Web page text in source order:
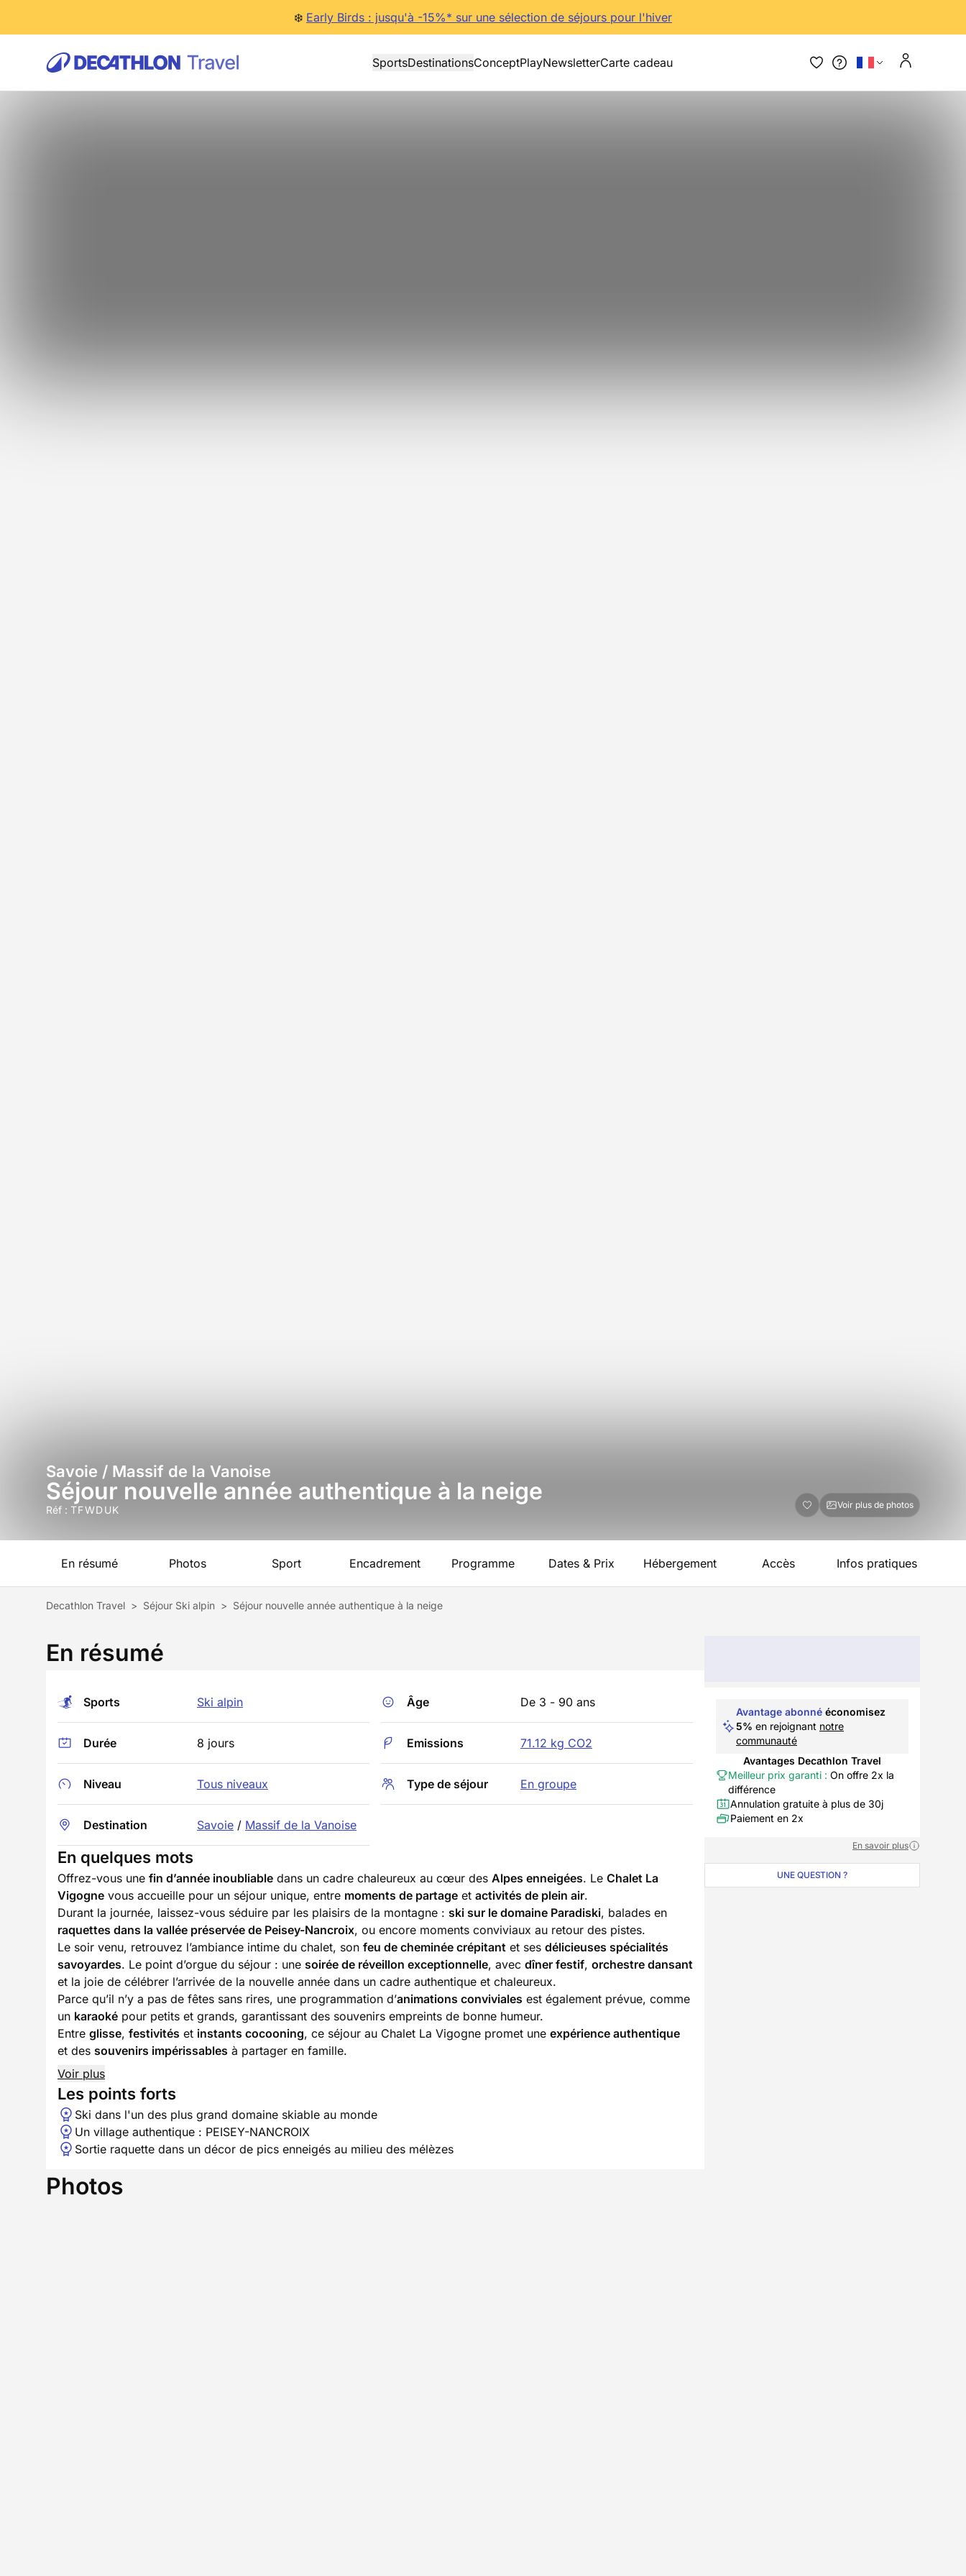
❄️ Early Birds : jusqu'à -15%* sur une sélection de séjours pour l'hiver
SportsDestinationsConceptPlayNewsletterCarte cadeau
Savoie / Massif de la Vanoise
Séjour nouvelle année authentique à la neige
Réf : TFWDUK Voir plus de photos
En résumé Photos Sport Encadrement Programme Dates & Prix Hébergement Accès Infos pratiques
Decathlon Travel > Séjour Ski alpin > Séjour nouvelle année authentique à la neige
En résumé
Sports Ski alpin
Durée 8 jours
Niveau Tous niveaux
Destination Savoie / Massif de la Vanoise
Âge De 3 - 90 ans
Emissions 71.12 kg CO2
Type de séjour En groupe
En quelques mots
Offrez-vous une fin d’année inoubliable dans un cadre chaleureux au cœur des Alpes enneigées. Le Chalet La
Vigogne vous accueille pour un séjour unique, entre moments de partage et activités de plein air.
Durant la journée, laissez-vous séduire par les plaisirs de la montagne : ski sur le domaine Paradiski, balades en
raquettes dans la vallée préservée de Peisey-Nancroix, ou encore moments conviviaux au retour des pistes.
Le soir venu, retrouvez l’ambiance intime du chalet, son feu de cheminée crépitant et ses délicieuses spécialités
savoyardes. Le point d’orgue du séjour : une soirée de réveillon exceptionnelle, avec dîner festif, orchestre dansant
et la joie de célébrer l’arrivée de la nouvelle année dans un cadre authentique et chaleureux.
Parce qu’il n’y a pas de fêtes sans rires, une programmation d’animations conviviales est également prévue, comme
un karaoké pour petits et grands, garantissant des souvenirs empreints de bonne humeur.
Entre glisse, festivités et instants cocooning, ce séjour au Chalet La Vigogne promet une expérience authentique
et des souvenirs impérissables à partager en famille.
Voir plus
Les points forts
Ski dans l'un des plus grand domaine skiable au monde
Un village authentique : PEISEY-NANCROIX
Sortie raquette dans un décor de pics enneigés au milieu des mélèzes
Photos
Avantage abonné économisez
5% en rejoignant notre
communauté
Avantages Decathlon Travel
Meilleur prix garanti : On offre 2x la
différence
Annulation gratuite à plus de 30j
Paiement en 2x
En savoir plus
UNE QUESTION ?